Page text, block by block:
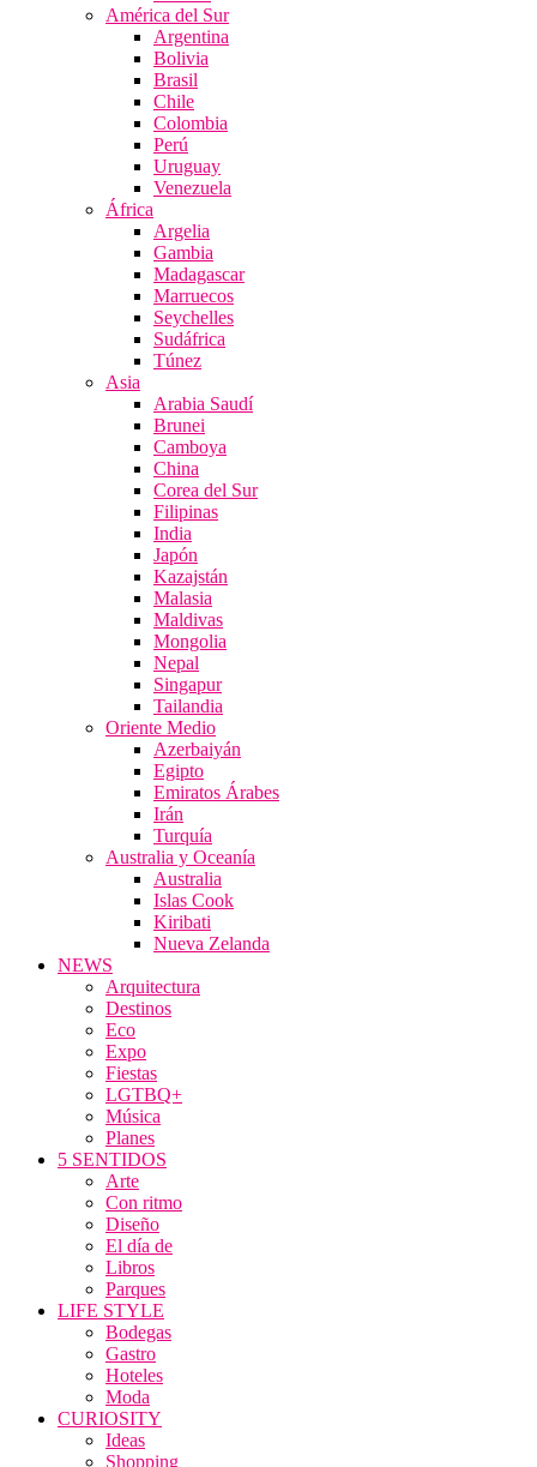
América del Sur
Argentina
Bolivia
Brasil
Chile
Colombia
Perú
Uruguay
Venezuela
África
Argelia
Gambia
Madagascar
Marruecos
Seychelles
Sudáfrica
Túnez
Asia
Arabia Saudí
Brunei
Camboya
China
Corea del Sur
Filipinas
India
Japón
Kazajstán
Malasia
Maldivas
Mongolia
Nepal
Singapur
Tailandia
Oriente Medio
Azerbaiyán
Egipto
Emiratos Árabes
Irán
Turquía
Australia y Oceanía
Australia
Islas Cook
Kiribati
Nueva Zelanda
NEWS
Arquitectura
Destinos
Eco
Expo
Fiestas
LGTBQ+
Música
Planes
5 SENTIDOS
Arte
Con ritmo
Diseño
El día de
Libros
Parques
LIFE STYLE
Bodegas
Gastro
Hoteles
Moda
CURIOSITY
Ideas
Shopping